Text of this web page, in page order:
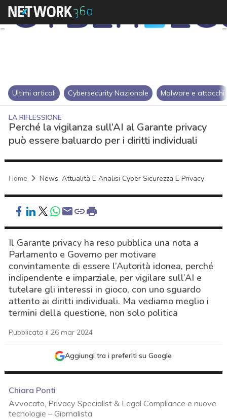
Ultimi articoli Cybersecurity Nazionale Malware e attacchi
LA RIFLESSIONE
Perché la vigilanza sull’AI al Garante privacy
può essere baluardo per i diritti individuali
Home News, Attualità E Analisi Cyber Sicurezza E Privacy
Il Garante privacy ha reso pubblica una nota a
Parlamento e Governo per motivare
convintamente di essere l’Autorità idonea, perché
indipendente e imparziale, per vigilare sull’AI e
tutelare gli interessi in gioco, con uno sguardo
attento ai diritti individuali. Ma vediamo meglio i
termini della questione, non solo politica
Pubblicato il 26 mar 2024
Aggiungi tra i preferiti su Google
Chiara Ponti
Avvocato, Privacy Specialist & Legal Compliance e nuove
tecnologie – Giornalista